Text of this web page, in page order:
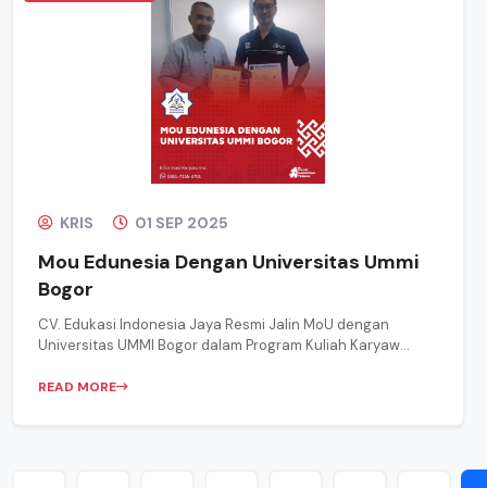
KRIS 01 SEP 2025
Mou Edunesia Dengan Universitas Ummi
Bogor
CV. Edukasi Indonesia Jaya Resmi Jalin MoU dengan
Universitas UMMI Bogor dalam Program Kuliah Karyaw...
READ MORE